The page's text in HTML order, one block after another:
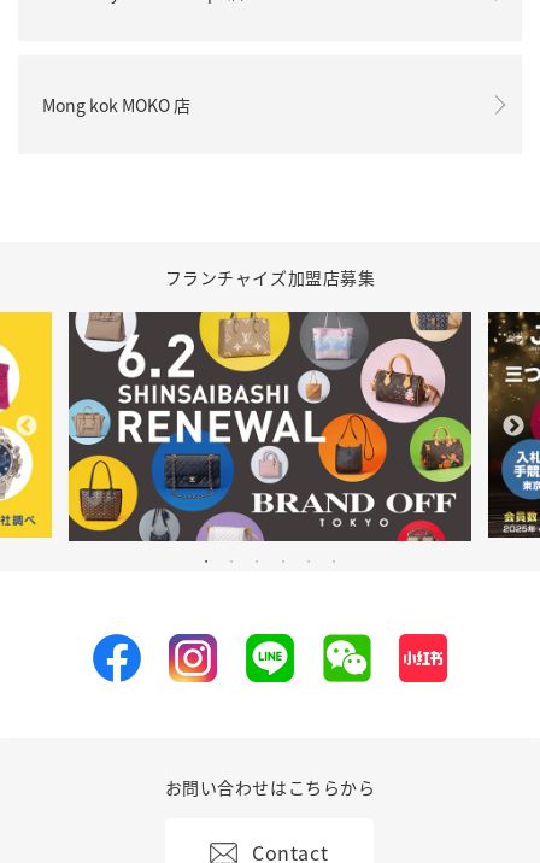
Mong kok MOKO 店
フランチャイズ加盟店募集
お問い合わせはこちらから
Contact